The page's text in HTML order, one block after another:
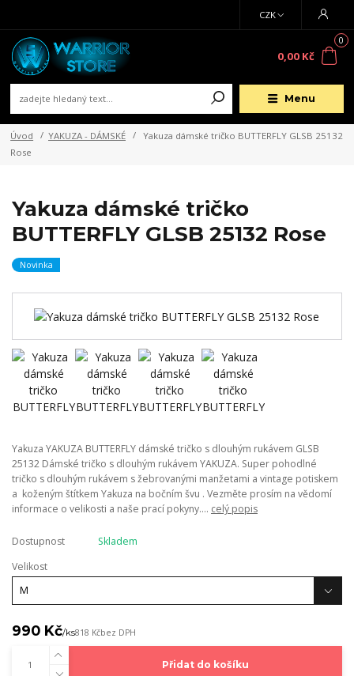
Menu
CZK
0
0,00 Kč
Úvod YAKUZA - DÁMSKÉ
Yakuza dámské tričko BUTTERFLY GLSB 25132
Rose
Yakuza dámské tričko
BUTTERFLY GLSB 25132 Rose
Novinka
Yakuza YAKUZA BUTTERFLY dámské tričko s dlouhým rukávem GLSB
25132 Dámské tričko s dlouhým rukávem YAKUZA. Super pohodlné
tričko s dlouhým rukávem s žebrovanými manžetami a vintage potiskem
a koženým štítkem Yakuza na bočním švu . Vezměte prosím na vědomí
informace o velikosti a naše prací pokyny.... celý popis
Dostupnost
Skladem
Velikost
990 Kč/ks818 Kčbez DPH
Přidat do košíku